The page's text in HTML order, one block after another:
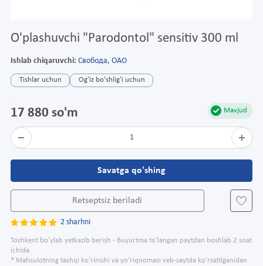
O'plashuvchi "Parodontol" sensitiv 300 ml
Ishlab chiqaruvchi: Свобода, ОАО
Tishlar uchun Og'iz bo'shlig'i uchun
Mavjud
17 880 so'm
1
Savatga qo'shing
Retseptsiz beriladi
2 sharhni
Toshkent bo'ylab yetkazib berish - Buyurtma to'langan paytdan boshlab 2 soat
ichida.
* Mahsulotning tashqi ko'rinishi va yo'riqnomasi veb-saytda ko'rsatilganidan